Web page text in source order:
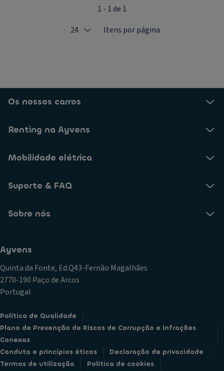
Selected: 24
24 Itens por página
1 - 1 de 1
Os nossos carros
Renting na Ayvens
Mobilidade elétrica
Suporte & FAQ
Sobre nós
Ayvens
Quinta da Fonte, Ed.Q43-Fernão Magalhães
2770-190 Paço de Arcos
Portugal
Política de Qualidade
Plano de Prevenção de Riscos de Corrupção e Infrações
Conexas
Conduta e princípios éticos
Declaração de privacidade
Termos de utilização
Política de cookies